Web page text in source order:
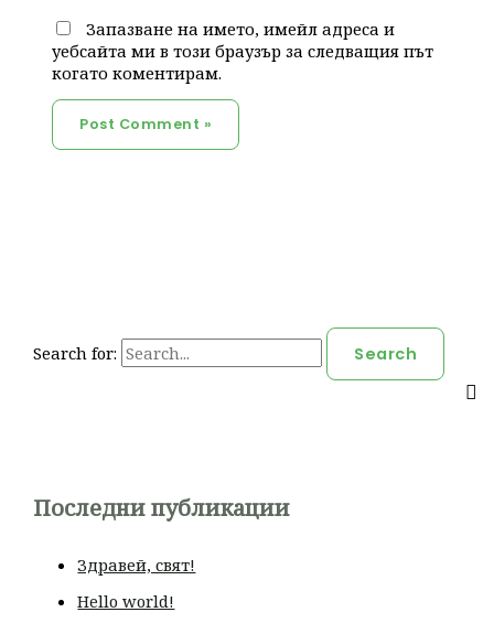
Запазване на името, имейл адреса и
уебсайта ми в този браузър за следващия път
когато коментирам.
Search for:
Последни публикации
Здравей, свят!
Hello world!